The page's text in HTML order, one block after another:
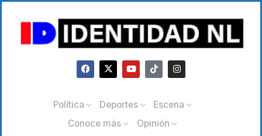
Política Deportes
Escena
Conoce más
Opinión